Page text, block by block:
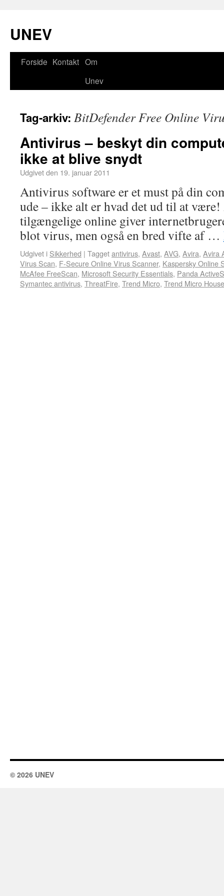
UNEV
Forside Kontakt Om
Unev
Tag-arkiv: BitDefender Free Online
Antivirus – beskyt din
ikke at blive snydt
Udgivet den 19. januar 2011
Antivirus software er et must på din
ude – ikke alt er hvad det ud til at
tilgængelige online giver
blot virus, men også en bred vifte af …
Udgivet i Sikkerhed | Taggetantivirus, Avast, AVG, Avira, Avira
Virus Scan, F-Secure Online Virus Scanner, Kaspersky Online
McAfee FreeScan, Microsoft Security Essentials, Panda
Symantec antivirus, ThreatFire, Trend Micro, Trend Micro
© 2026 UNEV